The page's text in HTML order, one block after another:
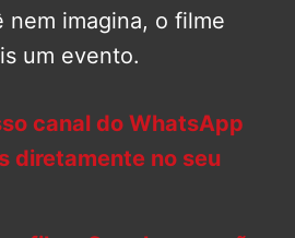
nem imagina, o filme
um evento.
canal do WhatsApp
diretamente no seu